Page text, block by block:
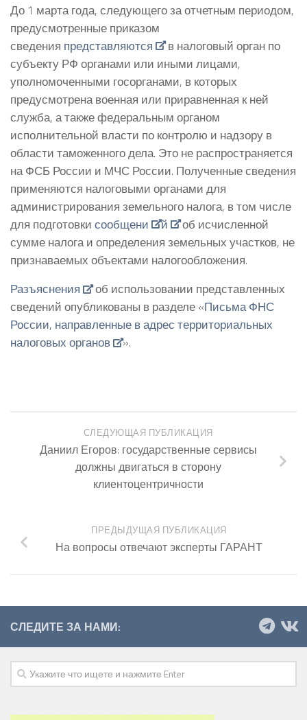
До 1 марта года, следующего за отчетным периодом,
предусмотренные приказом
сведения представляются
в налоговый орган по
субъекту РФ органами или иными лицами,
уполномоченными госорганами, в которых
предусмотрена военная или приравненная к ней
служба, а также федеральным органом
исполнительной власти по контролю и надзору в
области таможенного дела. Это не распространяется
на ФСБ России и МЧС России. Полученные сведения
применяются налоговыми органами для
администрирования земельного налога, в том числе
для подготовки сообщени й
об исчисленной
сумме налога и определения земельных участков, не
признаваемых объектами налогообложения.
Разъяснения
об использовании представленных
сведений опубликованы в разделе «Письма ФНС
России, направленные в адрес территориальных
налоговых органов
».
СЛЕДУЮЩАЯ ПУБЛИКАЦИЯ
Даниил Егоров: государственные сервисы
должны двигаться в сторону
клиентоцентричности
ПРЕДЫДУЩАЯ ПУБЛИКАЦИЯ
На вопросы отвечают эксперты ГАРАНТ
СЛЕДИТЕ ЗА НАМИ: